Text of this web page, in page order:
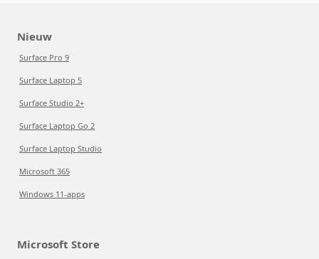
Nieuw
Surface Pro 9
Surface Laptop 5
Surface Studio 2+
Surface Laptop Go 2
Surface Laptop Studio
Microsoft 365
Windows 11-apps
Microsoft Store